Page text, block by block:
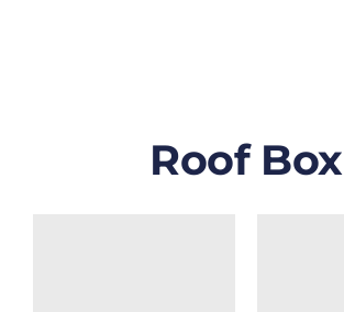
Roof Box